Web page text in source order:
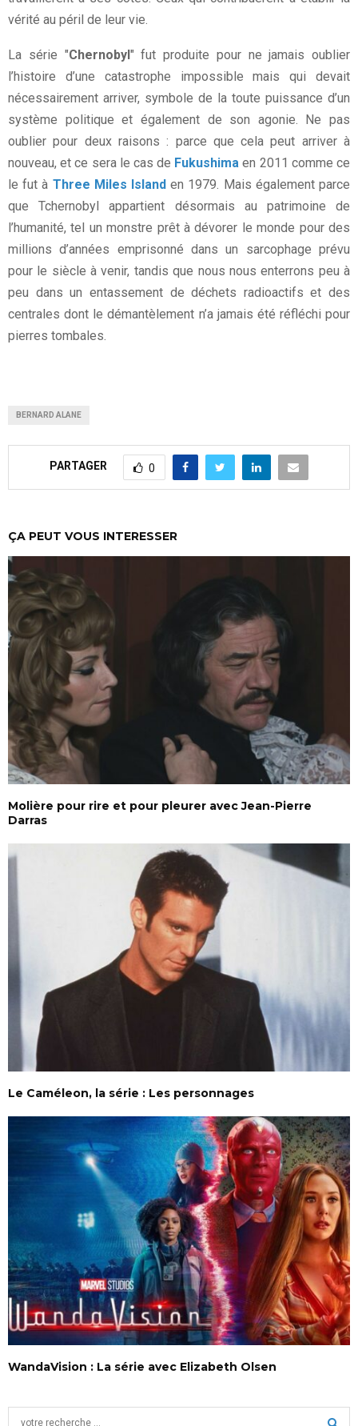
vérité au péril de leur vie.
La série "Chernobyl" fut produite pour ne jamais oublier
l’histoire d’une catastrophe impossible mais qui devait
nécessairement arriver, symbole de la toute puissance d’un
système politique et également de son agonie. Ne pas
oublier pour deux raisons : parce que cela peut arriver à
nouveau, et ce sera le cas de Fukushima en 2011 comme ce
le fut à Three Miles Island en 1979. Mais également parce
que Tchernobyl appartient désormais au patrimoine de
l’humanité, tel un monstre prêt à dévorer le monde pour des
millions d’années emprisonné dans un sarcophage prévu
pour le siècle à venir, tandis que nous nous enterrons peu à
peu dans un entassement de déchets radioactifs et des
centrales dont le démantèlement n’a jamais été réfléchi pour
pierres tombales.
BERNARD ALANE
PARTAGER 0
ÇA PEUT VOUS INTERESSER
Molière pour rire et pour pleurer avec Jean-Pierre
Darras
Le Caméleon, la série : Les personnages
WandaVision : La série avec Elizabeth Olsen